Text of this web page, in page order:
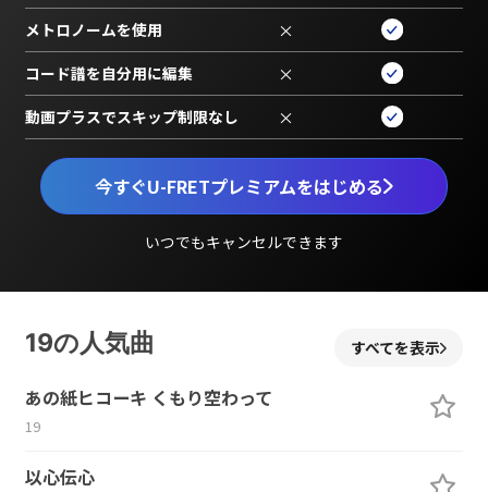
今すぐU-FRETプレミアムをはじめる
いつでもキャンセルできます
メトロノームを使用 ×
コード譜を自分用に編集 ×
動画プラスでスキップ制限なし ×
19の人気曲 すべてを表示
あの紙ヒコーキ くもり空わって
19
以心伝心